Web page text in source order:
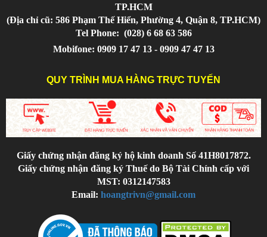
TP.HCM
(Địa chỉ cũ: 586 Phạm Thế Hiển, Phường 4, Quận 8, TP.HCM)
Tel Phone: (028) 6 68 63 586
Mobifone: 0909 17 47 13 - 0909 47 47 13
QUY TRÌNH MUA HÀNG TRỰC TUYẾN
Giấy chứng nhận đăng ký hộ kinh doanh Số 41H8017872.
Giấy chứng nhận đăng ký Thuế do Bộ Tài Chính cấp với
MST: 0312147583
Email: hoangtrivn@gmail.com